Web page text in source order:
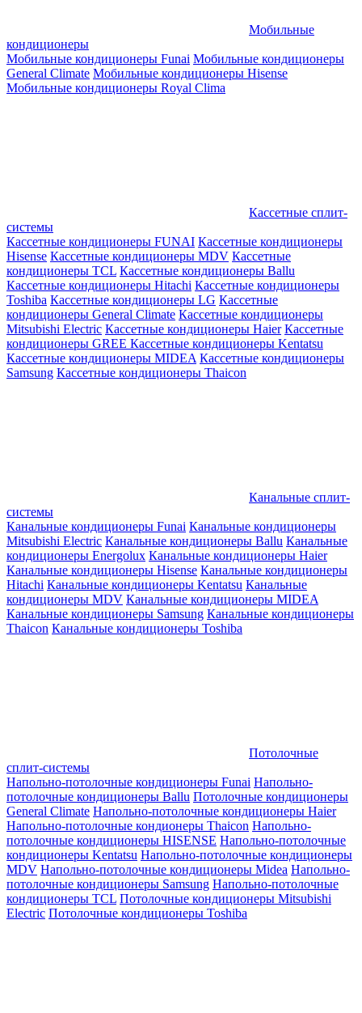
Мобильные
кондиционеры
Мобильные кондиционеры Funai Мобильные кондиционеры
General Climate Мобильные кондиционеры Hisense
Мобильные кондиционеры Royal Clima
Кассетные сплит-
системы
Кассетные кондиционеры FUNAI Кассетные кондиционеры
Hisense Кассетные кондиционеры MDV Кассетные
кондиционеры TCL Кассетные кондиционеры Ballu
Кассетные кондиционеры Hitachi Кассетные кондиционеры
Toshiba Кассетные кондиционеры LG Кассетные
кондиционеры General Climate Кассетные кондиционеры
Mitsubishi Electric Кассетные кондиционеры Haier Кассетные
кондиционеры GREE Кассетные кондиционеры Kentatsu
Кассетные кондиционеры MIDEA Кассетные кондиционеры
Samsung Кассетные кондиционеры Thaicon
Канальные сплит-
системы
Канальные кондиционеры Funai Канальные кондиционеры
Mitsubishi Electric Канальные кондиционеры Ballu Канальные
кондиционеры Energolux Канальные кондиционеры Haier
Канальные кондиционеры Hisense Канальные кондиционеры
Hitachi Канальные кондиционеры Kentatsu Канальные
кондиционеры MDV Канальные кондиционеры MIDEA
Канальные кондиционеры Samsung Канальные кондиционеры
Thaicon Канальные кондиционеры Toshiba
Потолочные
сплит-системы
Напольно-потолочные кондиционеры Funai Напольно-
потолочные кондиционеры Ballu Потолочные кондиционеры
General Climate Напольно-потолочные кондиционеры Haier
Напольно-потолочные кондионеры Thaicon Напольно-
потолочные кондиционеры HISENSE Напольно-потолочные
кондиционеры Kentatsu Напольно-потолочные кондиционеры
MDV Напольно-потолочные кондиционеры Midea Напольно-
потолочные кондиционеры Samsung Напольно-потолочные
кондиционеры TCL Потолочные кондиционеры Mitsubishi
Electric Потолочные кондиционеры Toshiba